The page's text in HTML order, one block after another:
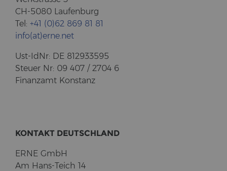
CH-5080 Lau­fen­burg
Tel: +41 (0)62 869 81 81
info(at)erne.net
Ust-​IdNr: DE 812933595
Steu­er Nr: 09 407 / 2704 6
Fi­nanz­amt Kon­stanz
KON­TAKT DEUTSCH­LAND
ERNE GmbH
Am Hans-​Teich 14